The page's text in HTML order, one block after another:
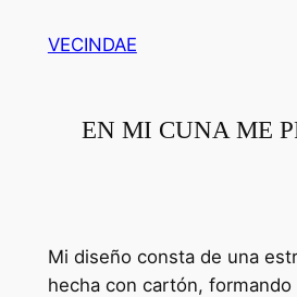
VECINDAE
EN MI CUNA ME
Mi diseño consta de una
hecha con cartón, formando